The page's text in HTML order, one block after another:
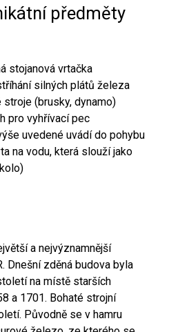
předměty
stojanová vrtačka
silných plátů železa
(brusky, dynamo)
pro vyhřívací pec
uvedené uvádí do pohybu
na vodu, která slouží jako
a nejvýznamnější
Dnešní zděná budova byla
na místě starších
a 1701. Bohaté strojní
Původně se v hamru